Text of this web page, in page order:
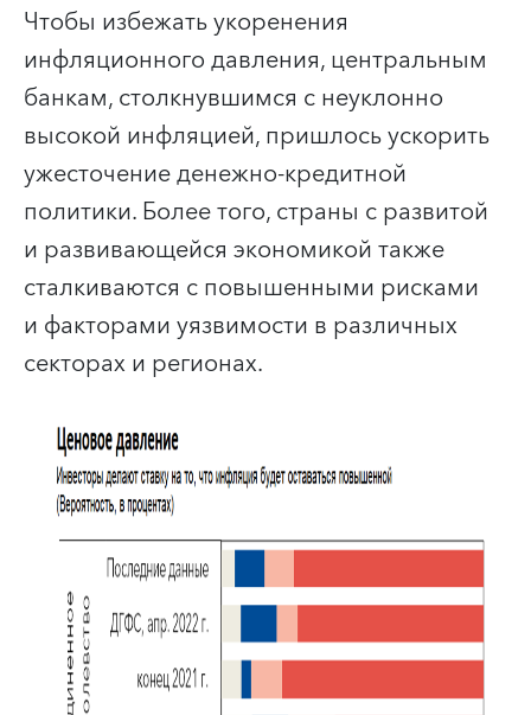
Чтобы избежать укоренения
инфляционного давления, центральным
банкам, столкнувшимся с неуклонно
высокой инфляцией, пришлось ускорить
ужесточение денежно-кредитной
политики. Более того, страны с развитой
и развивающейся экономикой также
сталкиваются с повышенными рисками
и факторами уязвимости в различных
секторах и регионах.